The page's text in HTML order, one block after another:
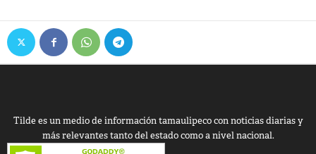
Tilde es un medio de información tamaulipeco con noticias diarias y
más relevantes tanto del estado como a nivel nacional.